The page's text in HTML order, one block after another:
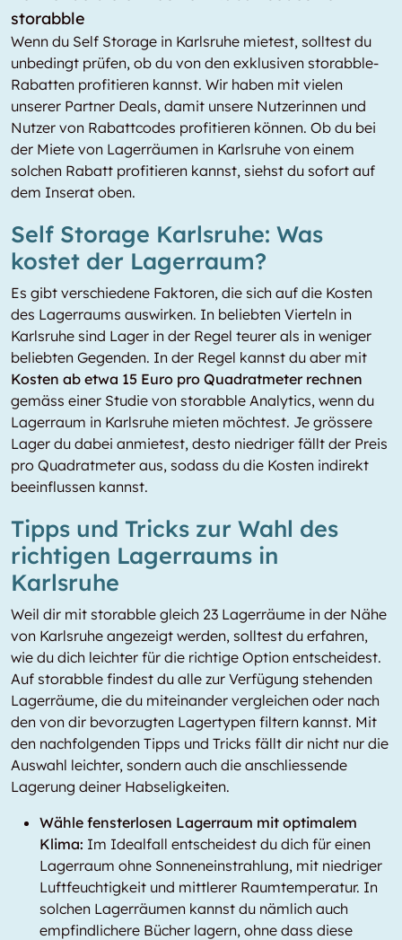
storabble
Wenn du Self Storage in Karlsruhe mietest, solltest du
unbedingt prüfen, ob du von den exklusiven storabble-
Rabatten profitieren kannst. Wir haben mit vielen
unserer Partner Deals, damit unsere Nutzerinnen und
Nutzer von Rabattcodes profitieren können. Ob du bei
der Miete von Lagerräumen in Karlsruhe von einem
solchen Rabatt profitieren kannst, siehst du sofort auf
dem Inserat oben.
Self Storage Karlsruhe: Was
kostet der Lagerraum?
Es gibt verschiedene Faktoren, die sich auf die Kosten
des Lagerraums auswirken. In beliebten Vierteln in
Karlsruhe sind Lager in der Regel teurer als in weniger
beliebten Gegenden. In der Regel kannst du aber mit
Kosten ab etwa 15 Euro pro Quadratmeter rechnen
gemäss einer Studie von storabble Analytics, wenn du
Lagerraum in Karlsruhe mieten möchtest. Je grössere
Lager du dabei anmietest, desto niedriger fällt der Preis
pro Quadratmeter aus, sodass du die Kosten indirekt
beeinflussen kannst.
Tipps und Tricks zur Wahl des
richtigen Lagerraums in
Karlsruhe
Weil dir mit storabble gleich 23 Lagerräume in der Nähe
von Karlsruhe angezeigt werden, solltest du erfahren,
wie du dich leichter für die richtige Option entscheidest.
Auf storabble findest du alle zur Verfügung stehenden
Lagerräume, die du miteinander vergleichen oder nach
den von dir bevorzugten Lagertypen filtern kannst. Mit
den nachfolgenden Tipps und Tricks fällt dir nicht nur die
Auswahl leichter, sondern auch die anschliessende
Lagerung deiner Habseligkeiten.
Wähle fensterlosen Lagerraum mit optimalem
Klima: Im Idealfall entscheidest du dich für einen
Lagerraum ohne Sonneneinstrahlung, mit niedriger
Luftfeuchtigkeit und mittlerer Raumtemperatur. In
solchen Lagerräumen kannst du nämlich auch
empfindlichere Bücher lagern, ohne dass diese